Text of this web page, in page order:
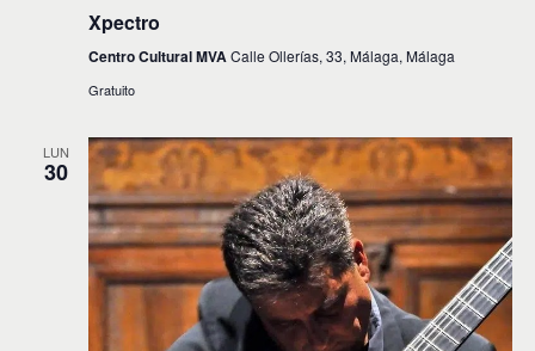
Xpectro
Centro Cultural MVACalle Ollerías, 33, Málaga, Málaga
Gratuito
LUN
30